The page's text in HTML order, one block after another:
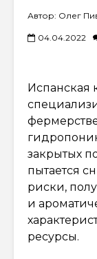
Автор: Олег
04.04.2022
Испанская
закрытых
пытается
риски,
и
ресурсы.